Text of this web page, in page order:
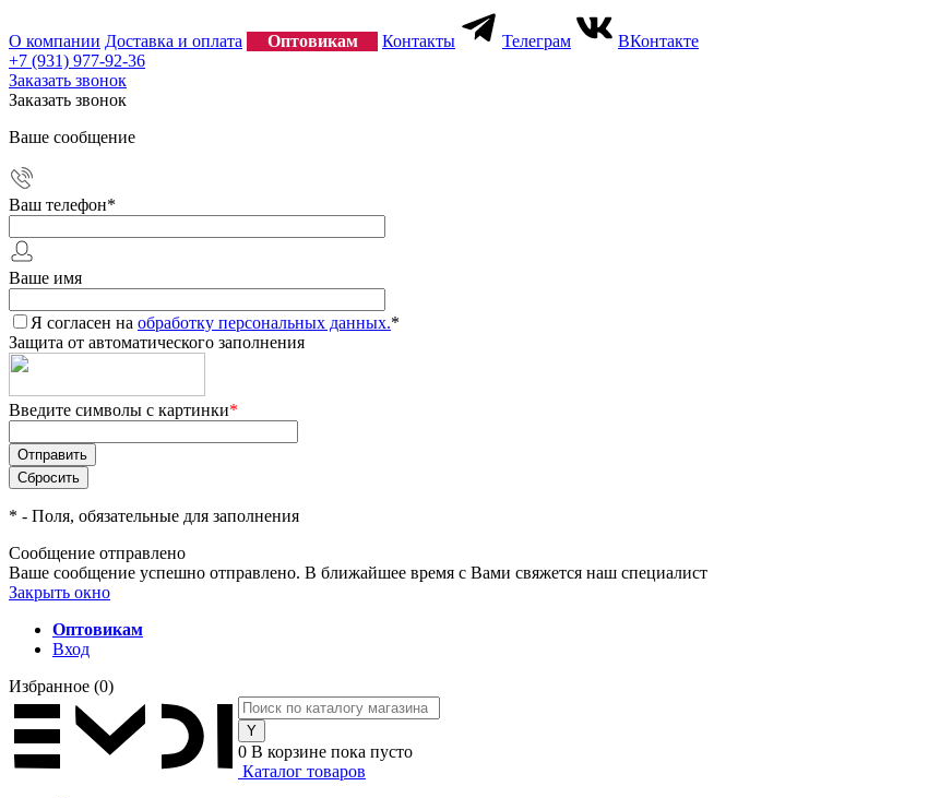
О компании Доставка и оплата Оптовикам Контакты Телеграм
ВКонтакте
+7 (931) 977-92-36
Заказать звонок
Заказать звонок
Ваше сообщение
Ваш телефон*
Ваше имя
Я согласен на обработку персональных данных.*
Защита от автоматического заполнения
Введите символы с картинки*
* - Поля, обязательные для заполнения
Сообщение отправлено
Ваше сообщение успешно отправлено. В ближайшее время с Вами свяжется наш специалист
Закрыть окно
Оптовикам
Вход
Избранное (0)
0 В корзине пока пусто
Каталог товаров